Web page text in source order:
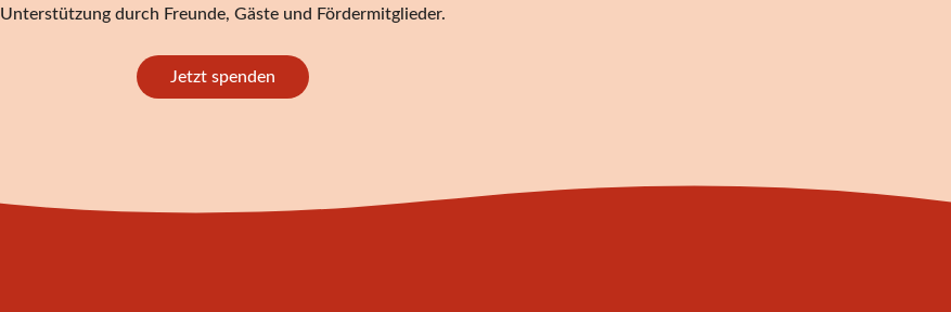
Unterstützung durch Freunde, Gäste und Fördermitglieder.
Jetzt spenden